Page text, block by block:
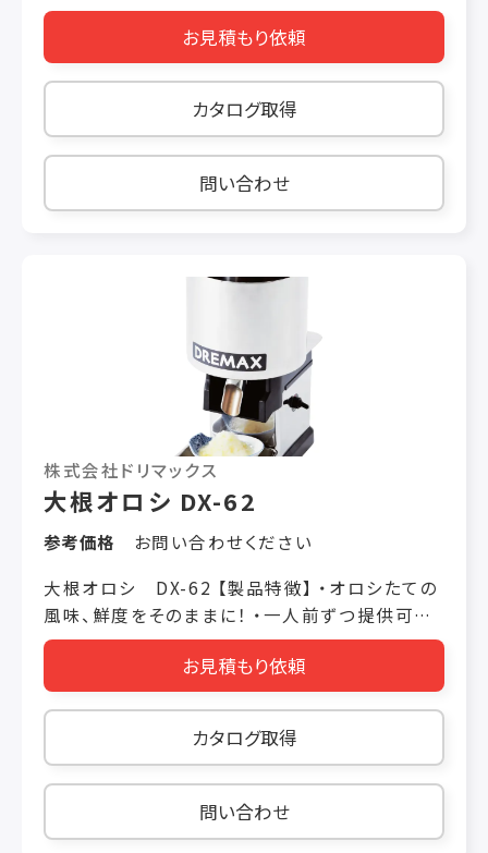
【製品仕様】 価格 税抜き ￥188,000 機械寸法
W250 × L290 × H480（mm） 投入口 φ 85 定
格消費電力 160/190W 50/60Hz 重量 13kg
使用時間 30 分 処理能力 大根12本/5 分 生
姜2.6kg/5 分 ※中目オロシドラム使用時
お見積もり依頼
カタログ取得
問い合わせ
株式会社ドリマックス
大根オロシ DX-62
参考価格
お問い合わせください
大根オロシ DX-62 【製品特徴】 ・オロシたての
風味、鮮度をそのままに！ ・一人前ずつ提供可能
【製品仕様】 価格 税抜き ￥198,000 機械寸法
W210 × L250 × H440（mm） 定格消費電力
60/70W 50/60Hz 重量 11kg 使用時間 15 分
※サーマルプロテクター機能はついておりません
処理能力 大根15本/5 分
お見積もり依頼
カタログ取得
問い合わせ